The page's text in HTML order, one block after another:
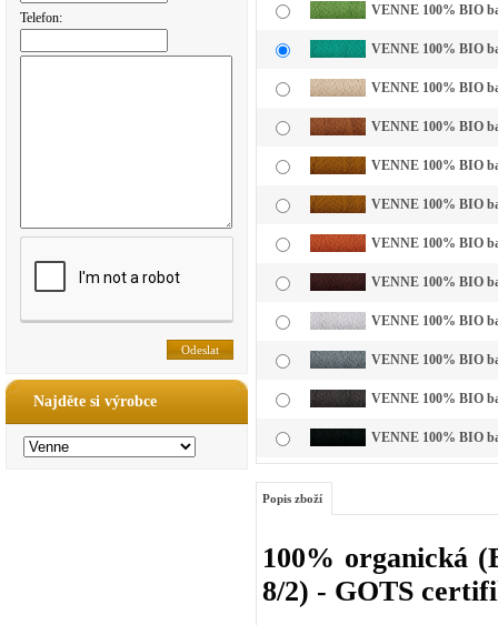
Telefon:
Najděte si výrobce
VENNE 100% BIO
VENNE 100% BIO
VENNE 100% BIO
VENNE 100% BIO
VENNE 100% BIO
VENNE 100% BIO
VENNE 100% BIO
VENNE 100% BIO
VENNE 100% BIO
VENNE 100% BIO
VENNE 100% BIO
VENNE 100% BIO
Popis zboží
100% organická
8/2) - GOTS